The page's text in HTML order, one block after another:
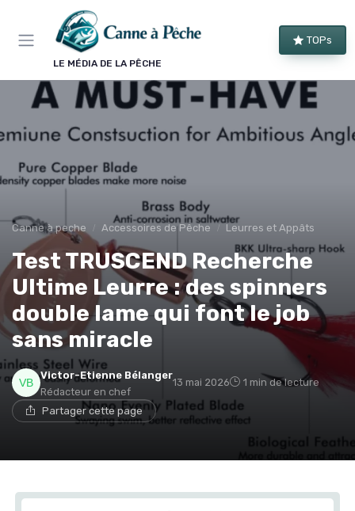
LE MÉDIA DE LA PÊCHE
TOPs
Canne à peche Accessoires de Pêche Leurres et Appâts
Test TRUSCEND Recherche
Ultime Leurre : des spinners
double lame qui font le job
sans miracle
Victor-Etienne Bélanger
Rédacteur en chef
13 mai 2026 1 min de lecture
Partager cette page
Panneau de gestion des cookies